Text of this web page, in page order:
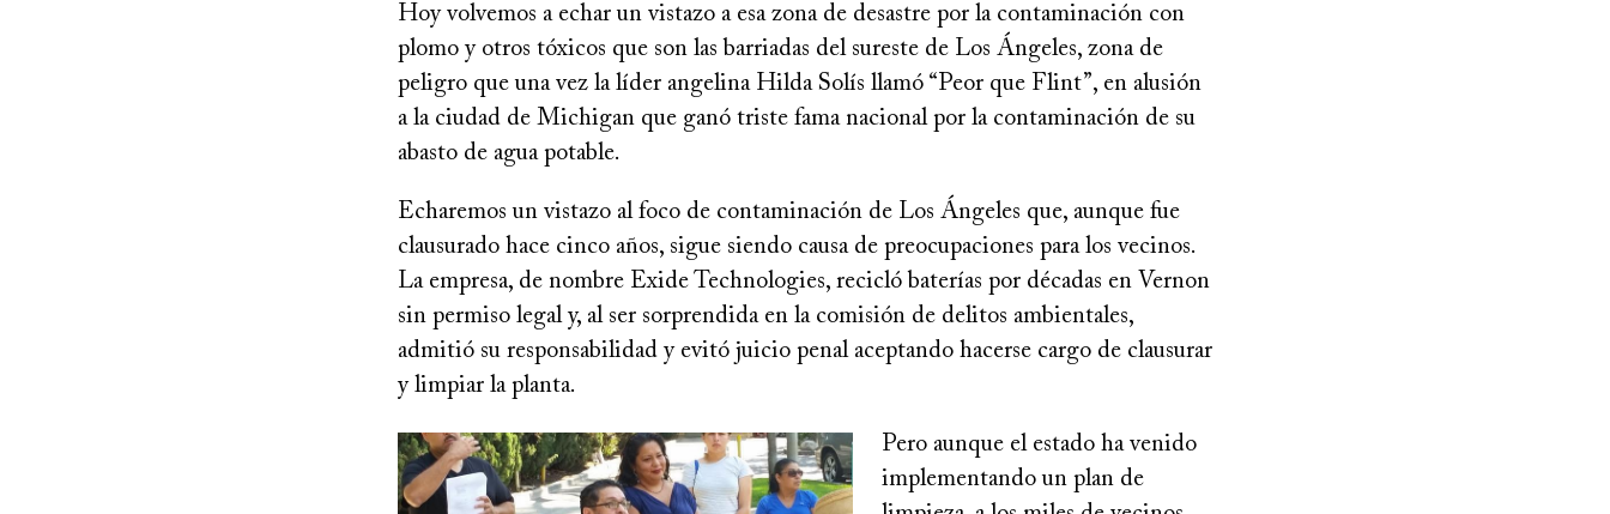
Hoy volvemos a echar un vistazo a esa zona de desastre por la contaminación con
plomo y otros tóxicos que son las barriadas del sureste de Los Ángeles, zona de
peligro que una vez la líder angelina Hilda Solís llamó “Peor que Flint”, en alusión
a la ciudad de Michigan que ganó triste fama nacional por la contaminación de su
abasto de agua potable.
Echaremos un vistazo al foco de contaminación de Los Ángeles que, aunque fue
clausurado hace cinco años, sigue siendo causa de preocupaciones para los vecinos.
La empresa, de nombre Exide Technologies, recicló baterías por décadas en Vernon
sin permiso legal y, al ser sorprendida en la comisión de delitos ambientales,
admitió su responsabilidad y evitó juicio penal aceptando hacerse cargo de clausurar
y limpiar la planta.
Image
Pero aunque el estado ha venido
implementando un plan de